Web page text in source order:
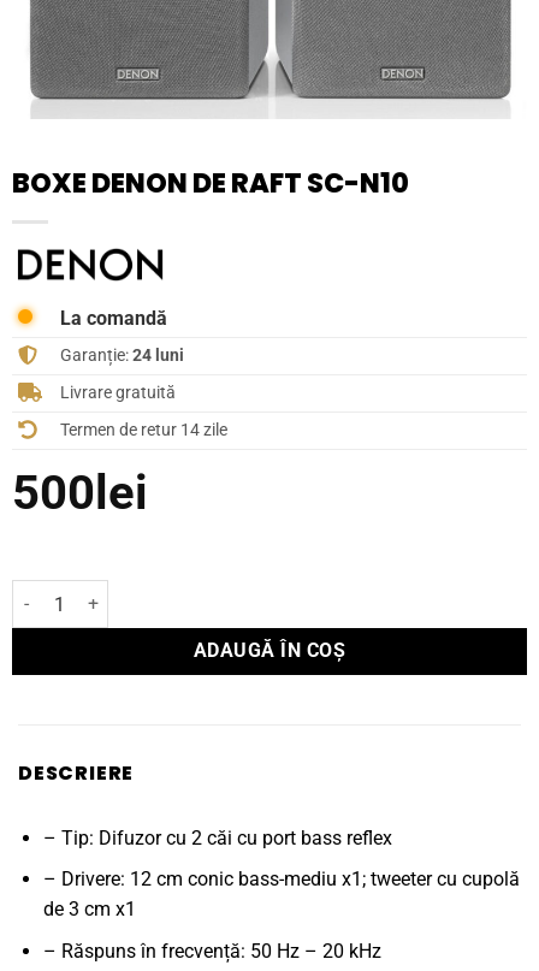
BOXE DENON DE RAFT SC-N10
La comandă
Garanție:24 luni
Livrare gratuită
Termen de retur 14 zile
500 lei
Cantitate Boxe Denon de raft SC-N10
ADAUGĂ ÎN COȘ
DESCRIERE
– Tip: Difuzor cu 2 căi cu port bass reflex
– Drivere: 12 cm conic bass-mediu x1; tweeter cu cupolă
de 3 cm x1
– Răspuns în frecvență: 50 Hz – 20 kHz